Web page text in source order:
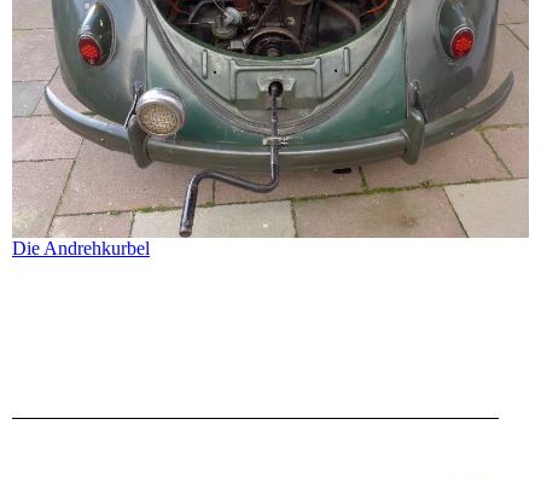
Die Andrehkurbel